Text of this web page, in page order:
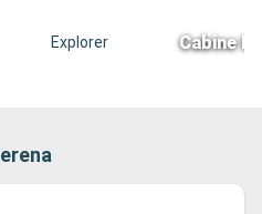
Explorer Cabine